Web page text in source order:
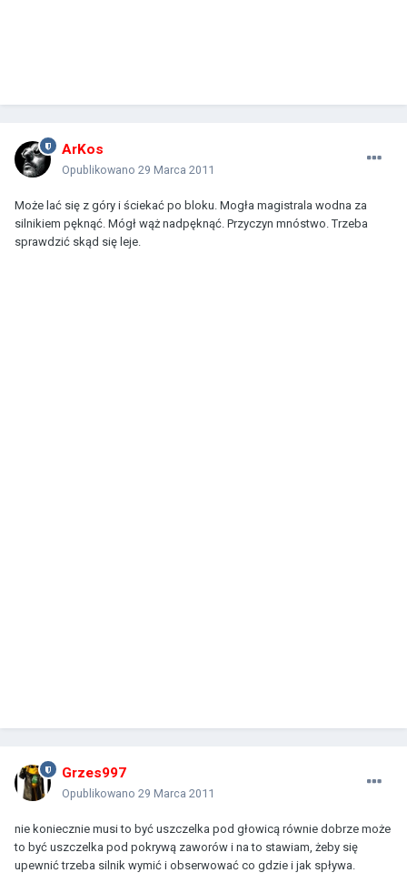
ArKos
Opublikowano 29 Marca 2011
Może lać się z góry i ściekać po bloku. Mogła magistrala wodna za
silnikiem pęknąć. Mógł wąż nadpęknąć. Przyczyn mnóstwo. Trzeba
sprawdzić skąd się leje.
Grzes997
Opublikowano 29 Marca 2011
nie koniecznie musi to być uszczelka pod głowicą równie dobrze może
to być uszczelka pod pokrywą zaworów i na to stawiam, żeby się
upewnić trzeba silnik wymić i obserwować co gdzie i jak spływa.